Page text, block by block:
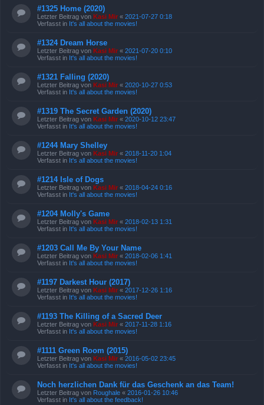
#1325 Home (2020)
Letzter Beitrag von Kasi Mir « 2021-07-27 0:18
Verfasst in It's all about the movies!
#1324 Dream Horse
Letzter Beitrag von Kasi Mir « 2021-07-20 0:10
Verfasst in It's all about the movies!
#1321 Falling (2020)
Letzter Beitrag von Kasi Mir « 2020-10-27 0:53
Verfasst in It's all about the movies!
#1319 The Secret Garden (2020)
Letzter Beitrag von Kasi Mir « 2020-10-12 23:47
Verfasst in It's all about the movies!
#1244 Mary Shelley
Letzter Beitrag von Kasi Mir « 2018-11-20 1:04
Verfasst in It's all about the movies!
#1214 Isle of Dogs
Letzter Beitrag von Kasi Mir « 2018-04-24 0:16
Verfasst in It's all about the movies!
#1204 Molly's Game
Letzter Beitrag von Kasi Mir « 2018-02-13 1:31
Verfasst in It's all about the movies!
#1203 Call Me By Your Name
Letzter Beitrag von Kasi Mir « 2018-02-06 1:41
Verfasst in It's all about the movies!
#1197 Darkest Hour (2017)
Letzter Beitrag von Kasi Mir « 2017-12-26 1:16
Verfasst in It's all about the movies!
#1193 The Killing of a Sacred Deer
Letzter Beitrag von Kasi Mir « 2017-11-28 1:16
Verfasst in It's all about the movies!
#1111 Green Room (2015)
Letzter Beitrag von Kasi Mir « 2016-05-02 23:45
Verfasst in It's all about the movies!
Noch herzlichen Dank für das Geschenk an das Team!
Letzter Beitrag von Roughale « 2016-01-26 10:46
Verfasst in It's all about the feedback!